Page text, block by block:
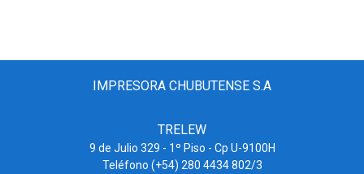
IMPRESORA CHUBUTENSE S.A
TRELEW
9 de Julio 329 - 1º Piso - Cp U-9100H
Teléfono (+54) 280 4434 802/3